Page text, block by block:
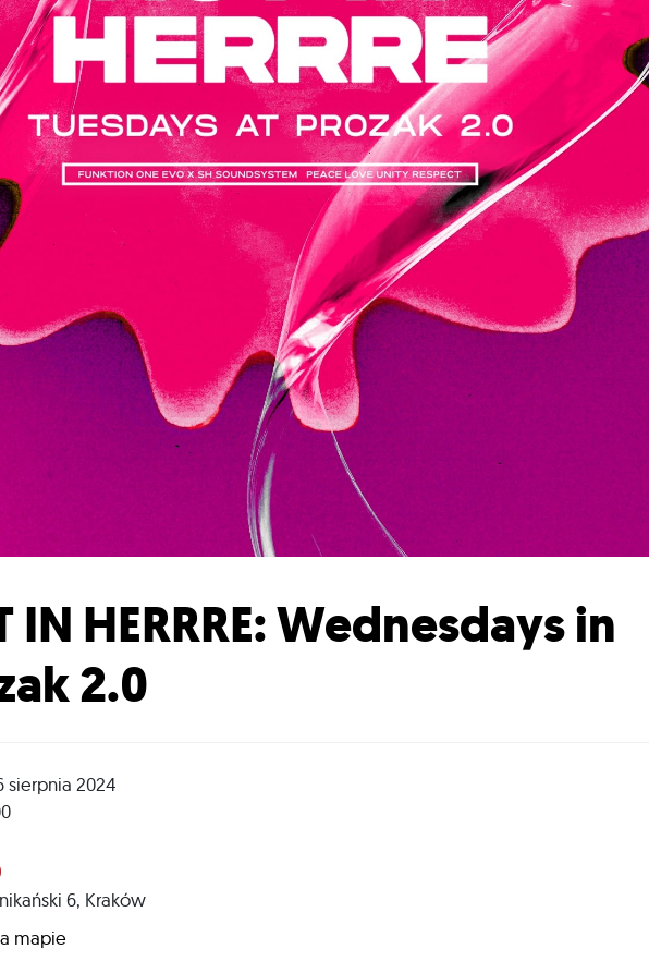
IN HERRRE: Wednesdays in
2.0
sierpnia 2024
6, Kraków
mapie